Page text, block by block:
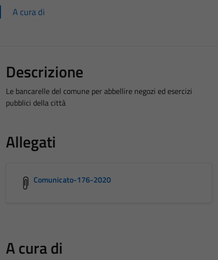
A cura di
Descrizione
Le bancarelle del comune per abbellire negozi ed esercizi
pubblici della città
Allegati
Comunicato-176-2020
A cura di